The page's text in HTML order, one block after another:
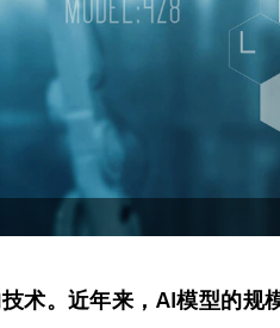
术。近年来，AI模型的规